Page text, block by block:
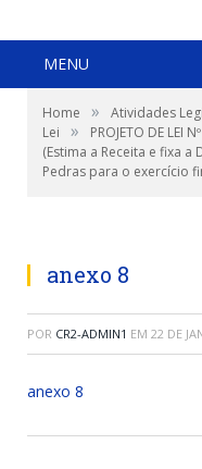
MENU
Home » Atividades
Lei
»
PROJETO DE LEI
(Estima a Receita e fixa
Pedras para o exercício
anexo 8
POR CR2-ADMIN1 EM 22 DE
anexo 8